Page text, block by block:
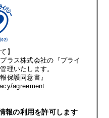
】
ラス株式会社の『プライ
理いたします。
保護同意書』
agreement
報の利用を許可します